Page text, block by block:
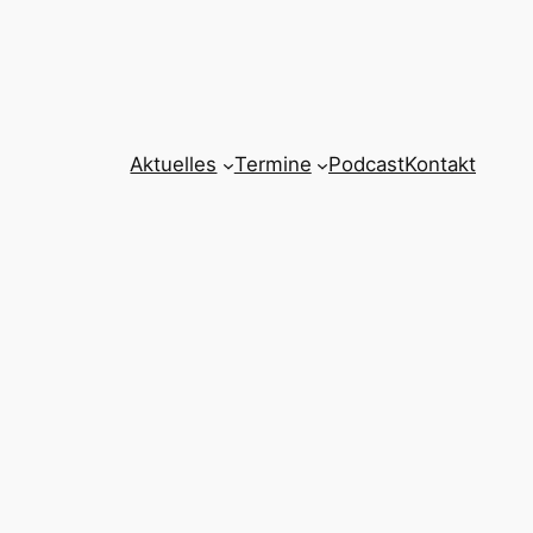
Aktuelles Termine PodcastKontakt